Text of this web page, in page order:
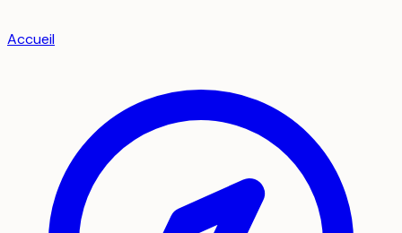
Accueil